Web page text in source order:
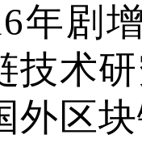
年剧
技术
外区